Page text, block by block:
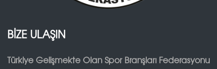
BİZE ULAŞIN
Türkiye Gelişmekte Olan Spor Branşları Federasyonu